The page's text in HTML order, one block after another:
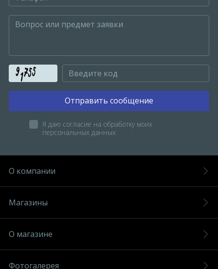
Отправить сообщение
Я даю согласие на обработку моих
персональных данных
О компании
Магазины
О магазине
Фотогалерея